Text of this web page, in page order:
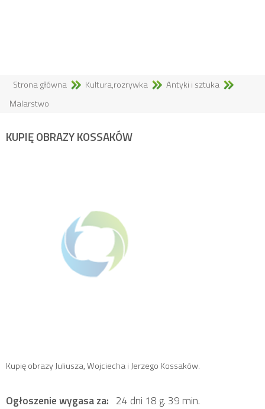
Strona główna Kultura,rozrywka
Antyki i sztuka
Malarstwo
KUPIĘ OBRAZY KOSSAKÓW
Kupię obrazy Juliusza, Wojciecha i Jerzego Kossaków.
Ogłoszenie wygasa za: 24 dni 18 g. 39 min.